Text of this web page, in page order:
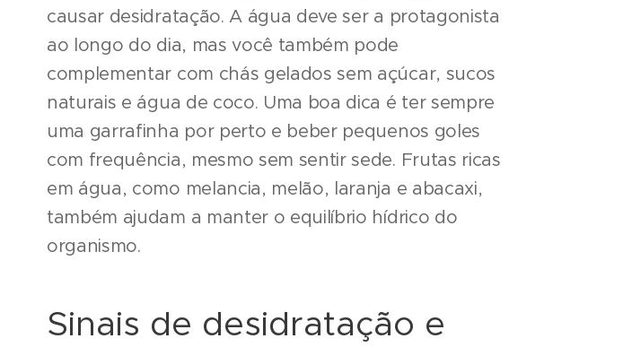
causar desidratação. A água deve ser a protagonista
ao longo do dia, mas você também pode
complementar com chás gelados sem açúcar, sucos
naturais e água de coco. Uma boa dica é ter sempre
uma garrafinha por perto e beber pequenos goles
com frequência, mesmo sem sentir sede. Frutas ricas
em água, como melancia, melão, laranja e abacaxi,
também ajudam a manter o equilíbrio hídrico do
organismo.
Sinais de desidratação e